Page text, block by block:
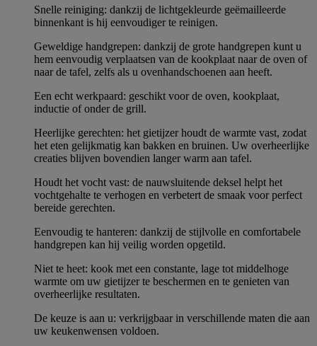
Snelle reiniging: dankzij de lichtgekleurde geëmailleerde
binnenkant is hij eenvoudiger te reinigen.
Geweldige handgrepen: dankzij de grote handgrepen kunt u
hem eenvoudig verplaatsen van de kookplaat naar de oven of
naar de tafel, zelfs als u ovenhandschoenen aan heeft.
Een echt werkpaard: geschikt voor de oven, kookplaat,
inductie of onder de grill.
Heerlijke gerechten: het gietijzer houdt de warmte vast, zodat
het eten gelijkmatig kan bakken en bruinen. Uw overheerlijke
creaties blijven bovendien langer warm aan tafel.
Houdt het vocht vast: de nauwsluitende deksel helpt het
vochtgehalte te verhogen en verbetert de smaak voor perfect
bereide gerechten.
Eenvoudig te hanteren: dankzij de stijlvolle en comfortabele
handgrepen kan hij veilig worden opgetild.
Niet te heet: kook met een constante, lage tot middelhoge
warmte om uw gietijzer te beschermen en te genieten van
overheerlijke resultaten.
De keuze is aan u: verkrijgbaar in verschillende maten die aan
uw keukenwensen voldoen.